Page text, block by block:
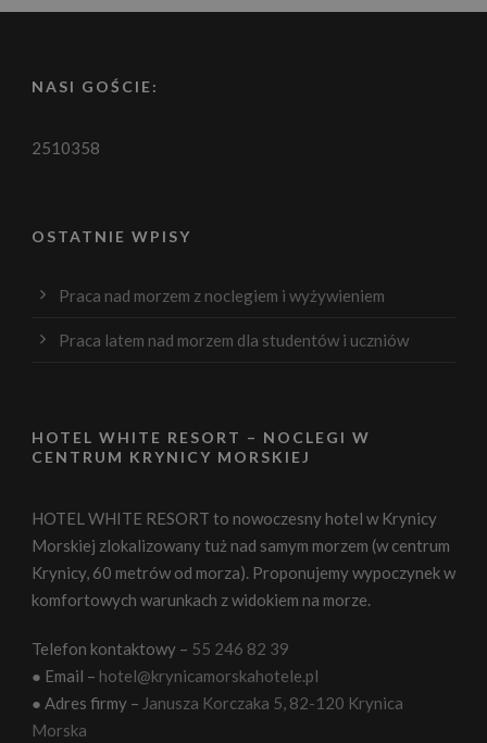
NASI GOŚCIE:
2510358
OSTATNIE WPISY
Praca nad morzem z noclegiem i wyżywieniem
Praca latem nad morzem dla studentów i uczniów
HOTEL WHITE RESORT – NOCLEGI W
CENTRUM KRYNICY MORSKIEJ
HOTEL WHITE RESORT to nowoczesny hotel w Krynicy
Morskiej zlokalizowany tuż nad samym morzem (w centrum
Krynicy, 60 metrów od morza). Proponujemy wypoczynek w
komfortowych warunkach z widokiem na morze.
Telefon kontaktowy – 55 246 82 39
● Email – hotel@krynicamorskahotele.pl
● Adres firmy – Janusza Korczaka 5, 82-120 Krynica
Morska